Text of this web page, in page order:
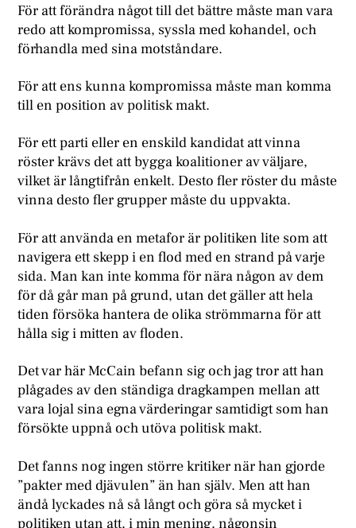
För att förändra något till det bättre måste man vara
redo att kompromissa, syssla med kohandel, och
förhandla med sina motståndare.
För att ens kunna kompromissa måste man komma
till en position av politisk makt.
För ett parti eller en enskild kandidat att vinna
röster krävs det att bygga koalitioner av väljare,
vilket är långtifrån enkelt. Desto fler röster du måste
vinna desto fler grupper måste du uppvakta.
För att använda en metafor är politiken lite som att
navigera ett skepp i en flod med en strand på varje
sida. Man kan inte komma för nära någon av dem
för då går man på grund, utan det gäller att hela
tiden försöka hantera de olika strömmarna för att
hålla sig i mitten av floden.
Det var här McCain befann sig och jag tror att han
plågades av den ständiga dragkampen mellan att
vara lojal sina egna värderingar samtidigt som han
försökte uppnå och utöva politisk makt.
Det fanns nog ingen större kritiker när han gjorde
”pakter med djävulen” än han själv. Men att han
ändå lyckades nå så långt och göra så mycket i
politiken utan att, i min mening, någonsin